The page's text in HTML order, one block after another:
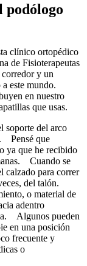
podólogo
clínico ortopédico
de Fisioterapeutas
y un
este mundo.
en nuestro
que usas.
soporte del arco
Pensé que
ya que he recibido
Cuando se
calzado para correr
del talón.
o material de
adentro
Algunos pueden
en una posición
frecuente y
o